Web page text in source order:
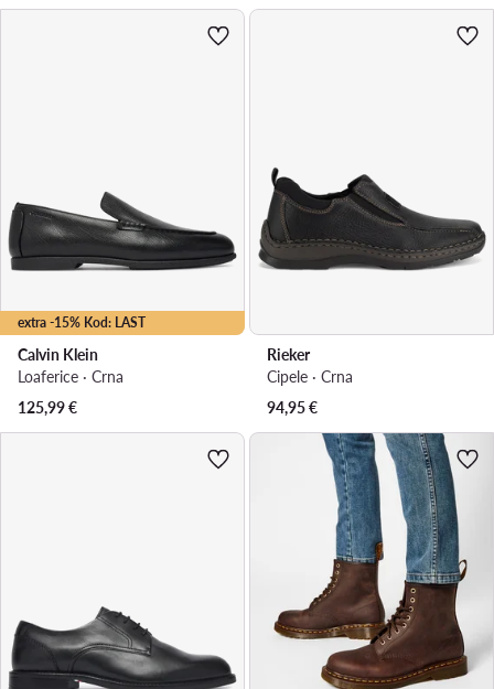
extra -15% Kod: LAST
Calvin Klein
Loaferice · Crna
125,99€
Rieker
Cipele · Crna
94,95€